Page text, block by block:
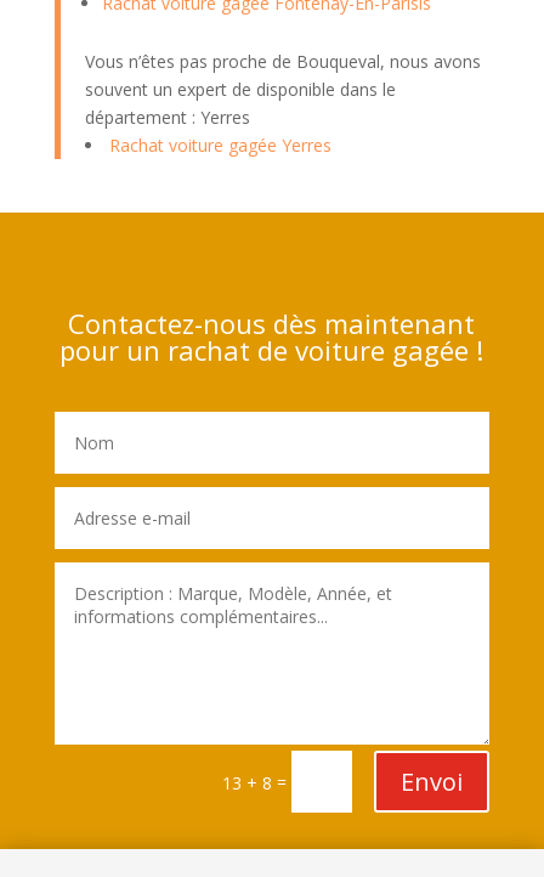
Vous n’êtes pas proche de Bouqueval, nous avons
souvent un expert de disponible dans le
département : Yerres
Rachat voiture gagée Yerres
Contactez-nous dès maintenant
pour un rachat de voiture gagée !
13 + 8 = Envoi